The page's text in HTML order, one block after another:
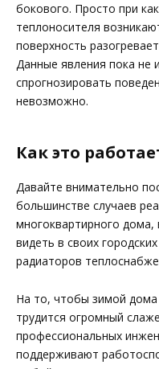
бокового. Просто при
теплоносителя
поверхность
Данные явления пока не
спрогнозировать
невозможно.
Как это
Давайте внимательно
большинстве случаев
многоквартирного
видеть в своих
радиаторов
На то, чтобы зимой дома
трудится огромный
профессиональных
поддерживают